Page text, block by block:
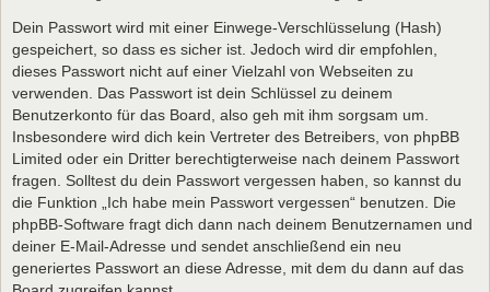
Dein Passwort wird mit einer Einwege-Verschlüsselung (Hash)
gespeichert, so dass es sicher ist. Jedoch wird dir empfohlen,
dieses Passwort nicht auf einer Vielzahl von Webseiten zu
verwenden. Das Passwort ist dein Schlüssel zu deinem
Benutzerkonto für das Board, also geh mit ihm sorgsam um.
Insbesondere wird dich kein Vertreter des Betreibers, von phpBB
Limited oder ein Dritter berechtigterweise nach deinem Passwort
fragen. Solltest du dein Passwort vergessen haben, so kannst du
die Funktion „Ich habe mein Passwort vergessen“ benutzen. Die
phpBB-Software fragt dich dann nach deinem Benutzernamen und
deiner E-Mail-Adresse und sendet anschließend ein neu
generiertes Passwort an diese Adresse, mit dem du dann auf das